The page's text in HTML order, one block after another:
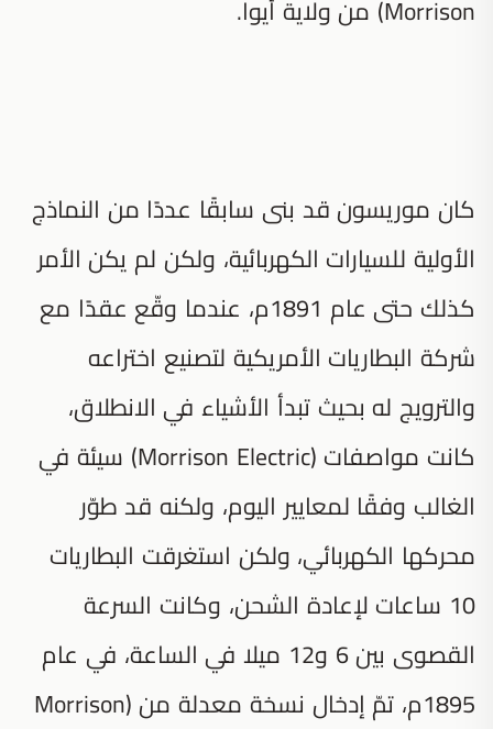
Morrison) من ولاية أيوا.
كان موريسون قد بنى سابقًا عددًا من النماذج
الأولية للسيارات الكهربائية، ولكن لم يكن الأمر
كذلك حتى عام 1891م، عندما وقّع عقدًا مع
شركة البطاريات الأمريكية لتصنيع اختراعه
والترويج له بحيث تبدأ الأشياء في الانطلاق،
كانت مواصفات (Morrison Electric) سيئة في
الغالب وفقًا لمعايير اليوم، ولكنه قد طوّر
محركها الكهربائي، ولكن استغرقت البطاريات
10 ساعات لإعادة الشحن، وكانت السرعة
القصوى بين 6 و12 ميلا في الساعة، في عام
1895م، تمّ إدخال نسخة معدلة من (Morrison